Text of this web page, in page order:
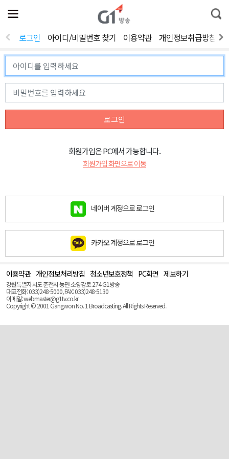
전
체
뉴
열
통
합
색
로그인 아이디/비밀번호 찾기 이용약관 개인정보취급방침
로그인
회원가입은 PC에서 가능합니다.
회원가입 화면으로 이동
네이버 계정으로 로그인
카카오 계정으로 로그인
이용약관 개인정보처리방침 청소년보호정책 PC화면 제보하기
강원특별자치도 춘천시 동면 소양강로 274 G1방송
대표전화: 033)248-5000, FAX: 033)248-5130
이메일: webmaster@g1tv.co.kr
Copyright © 2001 Gangwon No. 1 Broadcasting. All Rights Reserved.